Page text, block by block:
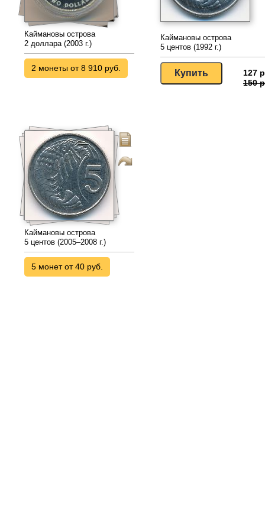
Каймановы острова
2 доллара (2003 г.)
2 монеты от 8 910 руб.
Каймановы острова
5 центов (1992 г.)
127
150
Каймановы острова
5 центов (2005–2008 г.)
5 монет от 40 руб.